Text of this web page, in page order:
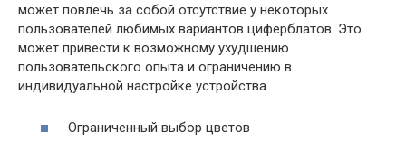
может повлечь за собой отсутствие у некоторых
пользователей любимых вариантов циферблатов. Это
может привести к возможному ухудшению
пользовательского опыта и ограничению в
индивидуальной настройке устройства.
Ограниченный выбор цветов